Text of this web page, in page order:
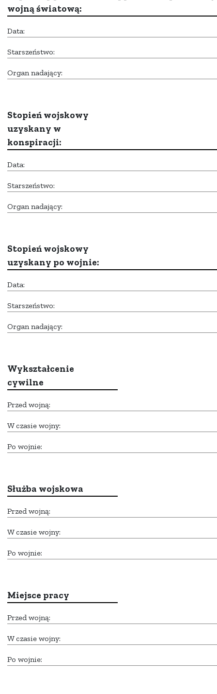
wojną światową:
Data:
Starszeństwo:
Organ nadający:
Stopień wojskowy
uzyskany w
konspiracji:
Data:
Starszeństwo:
Organ nadający:
Stopień wojskowy
uzyskany po wojnie:
Data:
Starszeństwo:
Organ nadający:
Wykształcenie
cywilne
Przed wojną:
W czasie wojny:
Po wojnie:
Służba wojskowa
Przed wojną:
W czasie wojny:
Po wojnie:
Miejsce pracy
Przed wojną:
W czasie wojny:
Po wojnie: